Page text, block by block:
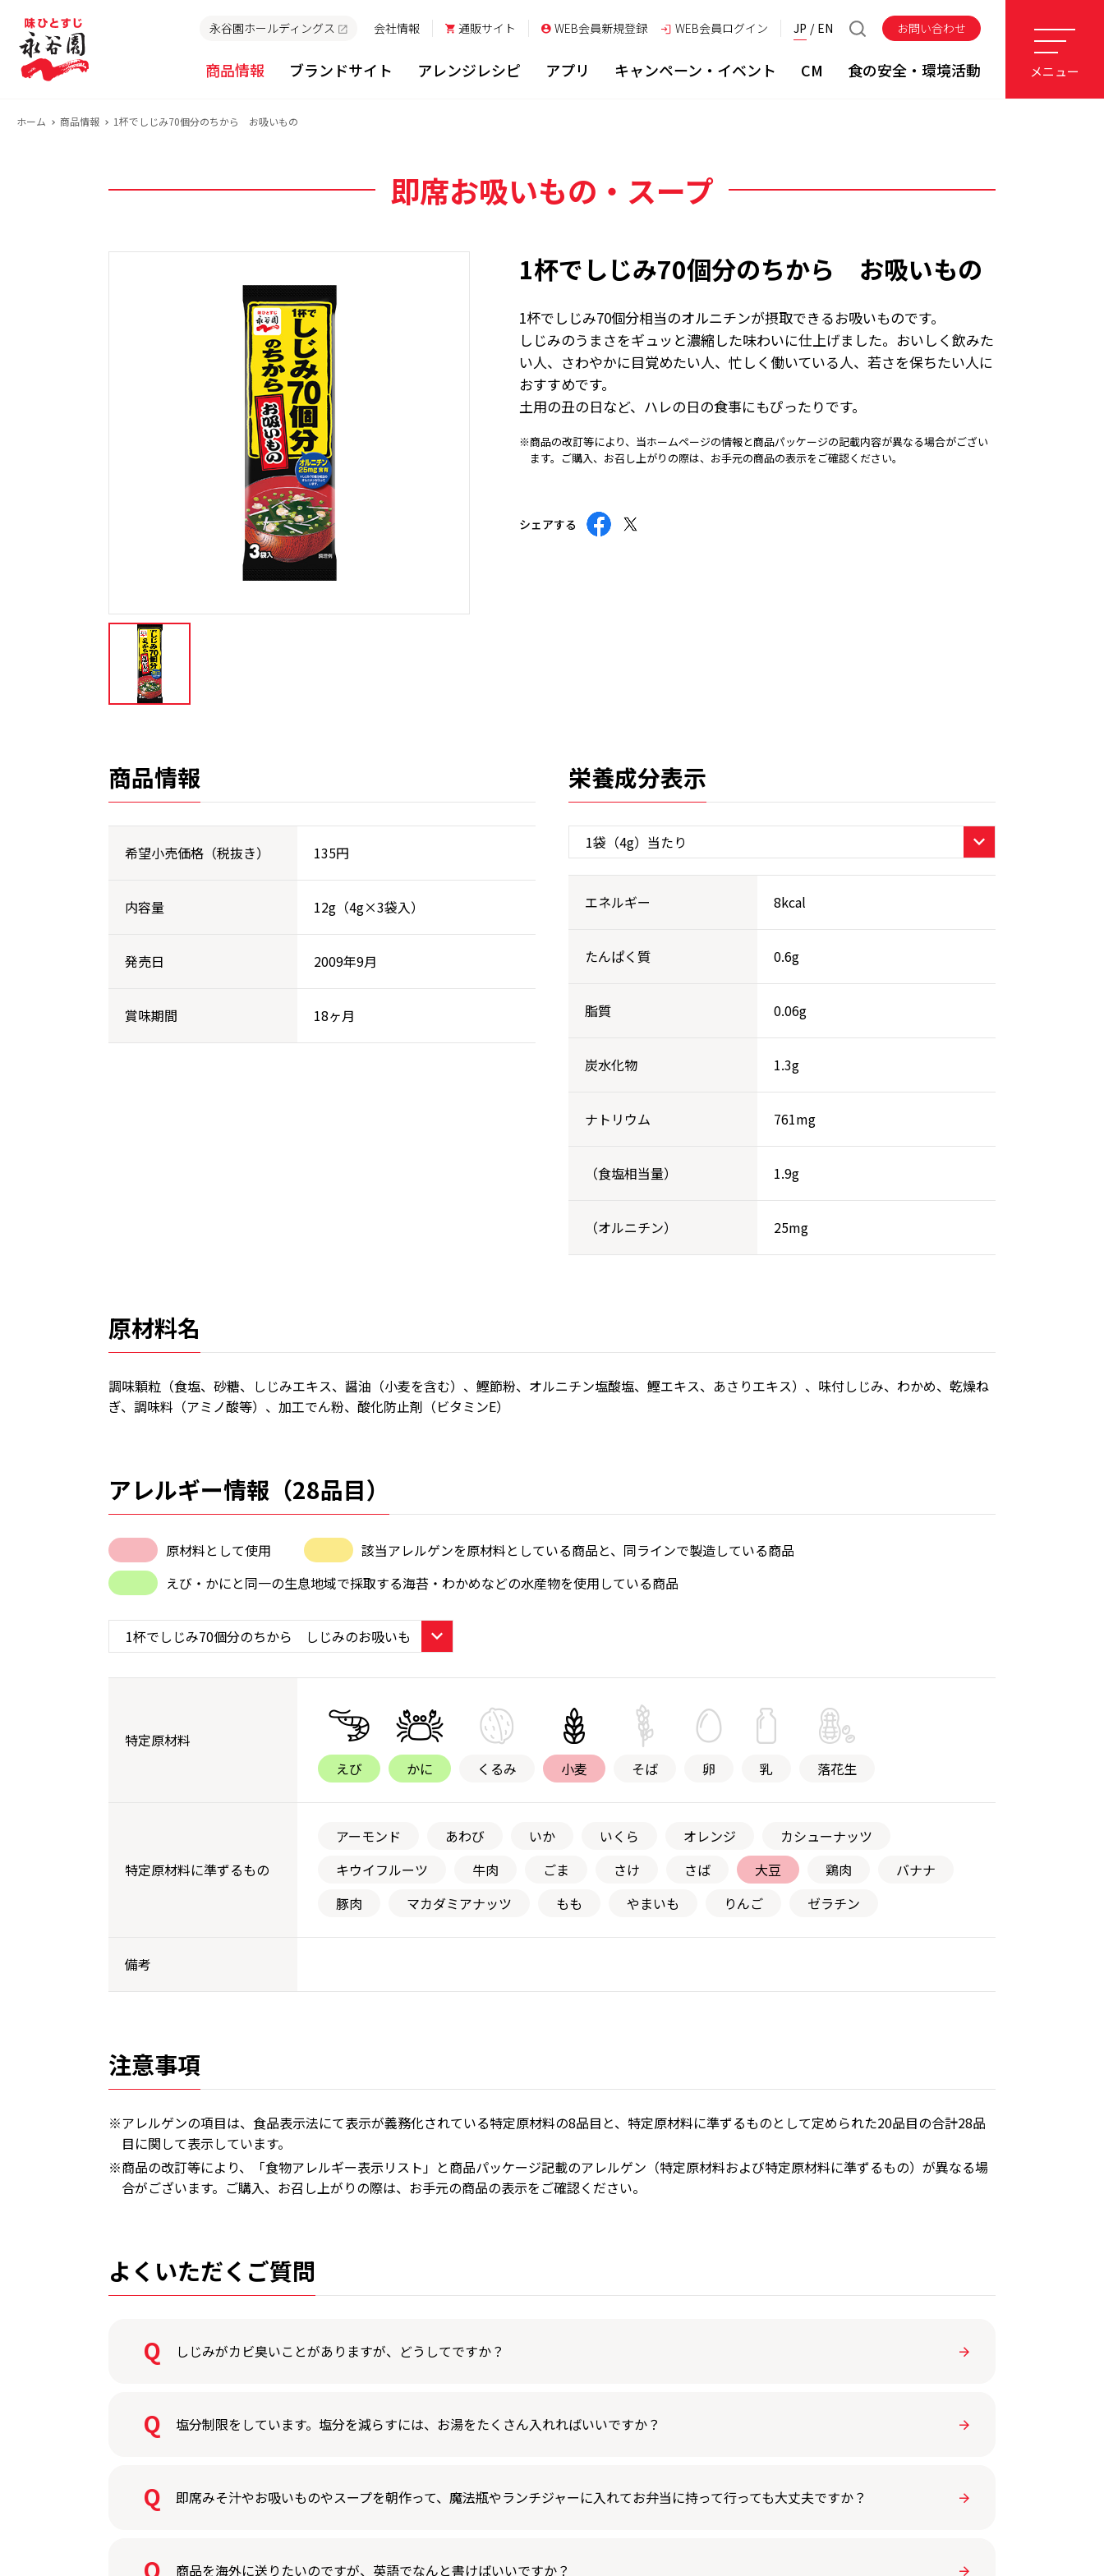
永谷園ホールディングス 会社情報 通販サイト WEB会員新規登録 WEB会員ログイン JP EN お問い合わせ
商品情報 ブランドサイト アレンジレシピ アプリ キャンペーン・イベント CM 食の安全・環境活動 メニュー
ホーム 商品情報 1杯でしじみ70個分のちから お吸いもの
即席お吸いもの・スープ
1杯でしじみ70個分のちから お吸いもの
1杯でしじみ70個分相当のオルニチンが摂取できるお吸いものです。
しじみのうまさをギュッと濃縮した味わいに仕上げました。おいしく飲みた
い人、さわやかに目覚めたい人、忙しく働いている人、若さを保ちたい人に
おすすめです。
土用の丑の日など、ハレの日の食事にもぴったりです。
※商品の改訂等により、当ホームページの情報と商品パッケージの記載内容が異なる場合がござい
ます。ご購入、お召し上がりの際は、お手元の商品の表示をご確認ください。
シェアする
商品情報
希望小売価格（税抜き） 135円
内容量 12g（4g×3袋入）
発売日 2009年9月
賞味期間 18ヶ月
栄養成分表示
エネルギー 8kcal
たんぱく質 0.6g
脂質 0.06g
炭水化物 1.3g
ナトリウム 761mg
（食塩相当量） 1.9g
（オルニチン） 25mg
原材料名
調味顆粒（食塩、砂糖、しじみエキス、醤油（小麦を含む）、鰹節粉、オルニチン塩酸塩、鰹エキス、あさりエキス）、味付しじみ、わかめ、乾燥ね
ぎ、調味料（アミノ酸等）、加工でん粉、酸化防止剤（ビタミンE）
アレルギー情報（28品目）
原材料として使用
該当アレルゲンを原材料としている商品と、同ラインで製造している商品
えび・かにと同一の生息地域で採取する海苔・わかめなどの水産物を使用している商品
特定原材料
えび
かに くるみ 小麦 そば 卵 乳 落花生
特定原材料に準ずるもの
アーモンド あわび いか いくら オレンジ
カシューナッツ
キウイフルーツ
牛肉 ごま さけ さば 大豆 鶏肉
バナナ
豚肉
マカダミアナッツ もも やまいも りんご ゼラチン
備考
注意事項
※アレルゲンの項目は、食品表示法にて表示が義務化されている特定原材料の8品目と、特定原材料に準ずるものとして定められた20品目の合計28品
目に関して表示しています。
※商品の改訂等により、「食物アレルギー表示リスト」と商品パッケージ記載のアレルゲン（特定原材料および特定原材料に準ずるもの）が異なる場
合がございます。ご購入、お召し上がりの際は、お手元の商品の表示をご確認ください。
よくいただくご質問
しじみがカビ臭いことがありますが、どうしてですか？
塩分制限をしています。塩分を減らすには、お湯をたくさん入れればいいですか？
即席みそ汁やお吸いものやスープを朝作って、魔法瓶やランチジャーに入れてお弁当に持って行っても大丈夫ですか？
商品を海外に送りたいのですが、英語でなんと書けばいいですか？